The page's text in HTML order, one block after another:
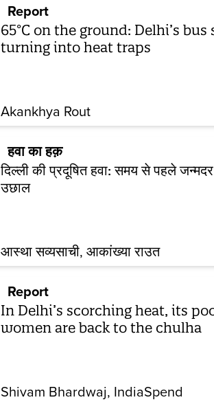
Report
65°C on the ground: Delhi’s bus
turning into heat traps
Akankhya Rout
हवा का हक़
दिल्ली की प्रदूषित हवा: समय से पहले
उछाल
आस्था सव्यसाची आकांख्या राउत
Report
In Delhi’s scorching heat, its
women are back to the chulha
Shivam Bhardwaj IndiaSpend